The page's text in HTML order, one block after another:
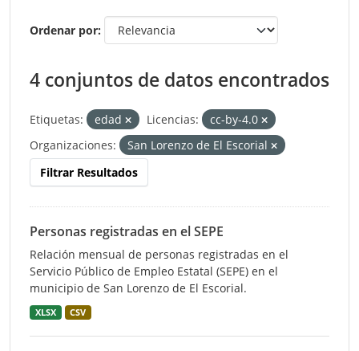
Ordenar por
4 conjuntos de datos encontrados
Etiquetas: edad Licencias:
cc-by-4.0
Organizaciones:
San Lorenzo de El Escorial
Filtrar Resultados
Personas registradas en el SEPE
Relación mensual de personas registradas en el
Servicio Público de Empleo Estatal (SEPE) en el
municipio de San Lorenzo de El Escorial.
XLSX CSV